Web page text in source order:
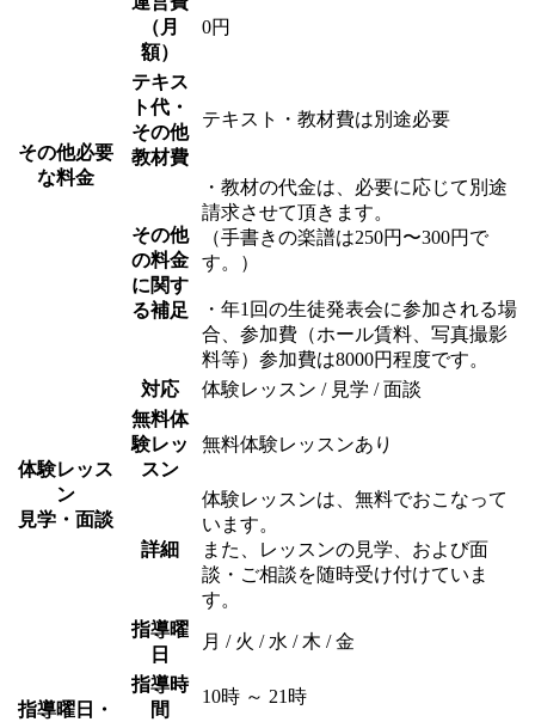
その他必要
な料金
（月
額）
0円
テキス
ト代・
その他
教材費
テキスト・教材費は別途必要
その他
の料金
に関す
る補足
・教材の代金は、必要に応じて別途
請求させて頂きます。
（手書きの楽譜は250円〜300円で
す。）
・年1回の生徒発表会に参加される場
合、参加費（ホール賃料、写真撮影
料等）参加費は8000円程度です。
体験レッス
ン
見学・面談
対応
体験レッスン / 見学 / 面談
無料体
験レッ
スン
無料体験レッスンあり
詳細
体験レッスンは、無料でおこなって
います。
また、レッスンの見学、および面
談・ご相談を随時受け付けていま
す。
指導曜日・
指導曜
日
月 / 火 / 水 / 木 / 金
指導時
間
10時 ～ 21時